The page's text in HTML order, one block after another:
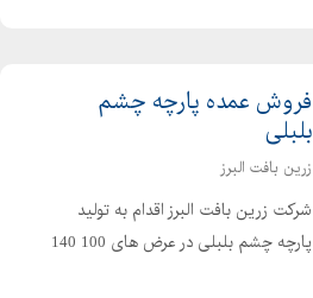
فروش عمده پارچه چشم
بلبلی
زرین بافت البرز
شرکت زرین بافت البرز اقدام به تولید
پارچه چشم بلبلی در عرض های 100 140